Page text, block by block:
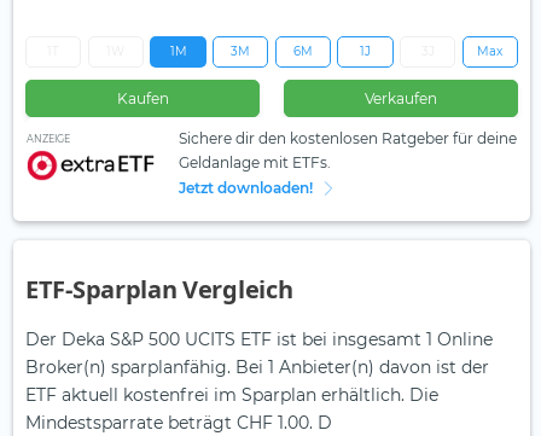
1M 3M 6M 1J Max
Kaufen Verkaufen
ANZEIGE
Sichere dir den kostenlosen Ratgeber für deine
Geldanlage mit ETFs.
Jetzt downloaden!
ETF-Sparplan Vergleich
Der Deka S&P 500 UCITS ETF ist bei insgesamt 1 Online
Broker(n) sparplanfähig. Bei 1 Anbieter(n) davon ist der
ETF aktuell kostenfrei im Sparplan erhältlich. Die
Mindestsparrate beträgt CHF 1.00. D